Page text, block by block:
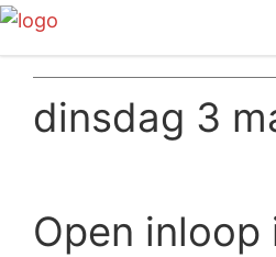
dinsdag 3
Open inloop